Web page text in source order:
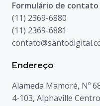
Formulário de contato
(11) 2369-6880
(11) 2369-6881
Endereço
Alameda Mamoré, Nº
4-103, Alphaville